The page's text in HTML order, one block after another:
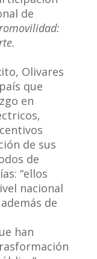
de
Olivares
que
en
de sus
de
“ellos
nacional
de
han